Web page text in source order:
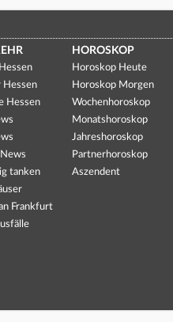
Hessen
Hessen
tanken
Frankfurt
HOROSKOP
Horoskop Heute
Horoskop Morgen
Wochenhoroskop
Monatshoroskop
Jahreshoroskop
Partnerhoroskop
Aszendent